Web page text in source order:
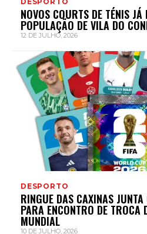
NOVOS COURTS DE TÉNIS
POPULAÇÃO DE VILA DO
12 DE JULHO, 2026
DESPORTO
RINGUE DAS CAXINAS JUNTA
PARA ENCONTRO DE TROCA
MUNDIAL
10 DE JULHO, 2026